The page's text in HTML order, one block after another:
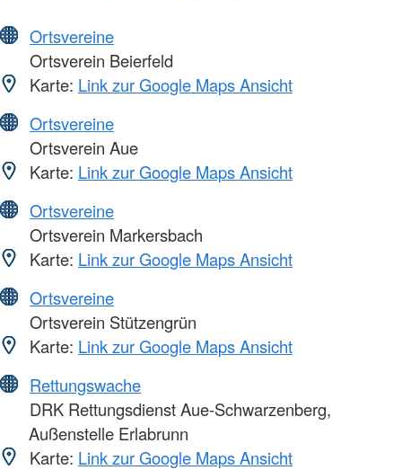
Ortsvereine
Ortsverein Beierfeld
Karte: Link zur Google Maps Ansicht
Ortsvereine
Ortsverein Aue
Karte: Link zur Google Maps Ansicht
Ortsvereine
Ortsverein Markersbach
Karte: Link zur Google Maps Ansicht
Ortsvereine
Ortsverein Stützengrün
Karte: Link zur Google Maps Ansicht
Rettungswache
DRK Rettungsdienst Aue-Schwarzenberg,
Außenstelle Erlabrunn
Karte: Link zur Google Maps Ansicht